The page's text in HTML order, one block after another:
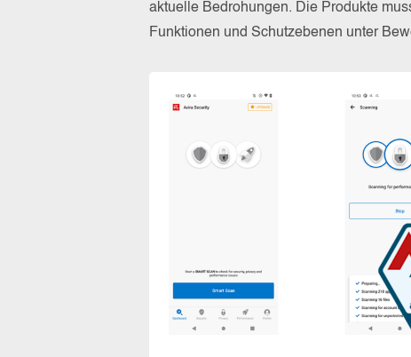
aktuelle Bedrohungen. Die Produkte
Funktionen und Schutzebenen unter